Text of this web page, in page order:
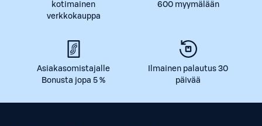
kotimainen
verkkokauppa
600 myymälään
Asiakasomistajalle
Bonusta jopa 5 %
Ilmainen palautus 30
päivää